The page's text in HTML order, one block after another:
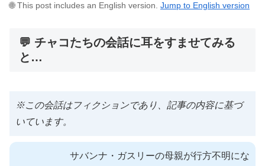
🌐 This post includes an English version. Jump to English version
💬 チャコたちの会話に耳をすませてみる
と…
※この会話はフィクションであり、記事の内容に基づ
いています。
サバンナ・ガスリーの母親が行方不明にな